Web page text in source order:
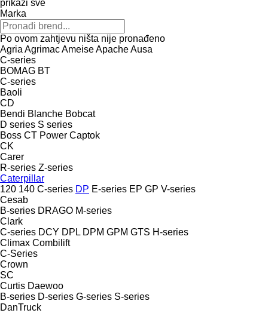
prikaži sve
Marka
Po ovom zahtjevu ništa nije pronađeno
Agria AgrimacAmeiseApacheAusa
C-series
BOMAG BT
C-series
Baoli
CD
Bendi Blanche Bobcat
D series S series
Boss CT Power Captok
CK
Carer
R-series Z-series
Caterpillar
120 140 C-series DP E-series EP GP V-series
Cesab
B-series DRAGO M-series
Clark
C-series DCY DPL DPM GPM GTS H-series
Climax Combilift
C-Series
Crown
SC
Curtis Daewoo
B-series D-series G-series S-series
DanTruck